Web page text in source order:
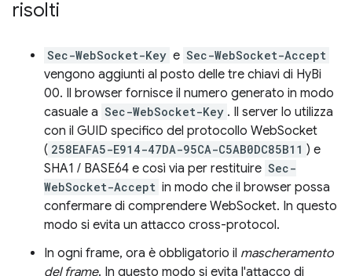
risolti
Sec-WebSocket-Key e Sec-WebSocket-Accept
vengono aggiunti al posto delle tre chiavi di HyBi
00. Il browser fornisce il numero generato in modo
casuale a Sec-WebSocket-Key . Il server lo utilizza
con il GUID specifico del protocollo WebSocket
( 258EAFA5-E914-47DA-95CA-C5AB0DC85B11 ) e
SHA1 / BASE64 e così via per restituire Sec-
WebSocket-Accept in modo che il browser possa
confermare di comprendere WebSocket. In questo
modo si evita un attacco cross-protocol.
In ogni frame, ora è obbligatorio il mascheramento
del frame. In questo modo si evita l'attacco di